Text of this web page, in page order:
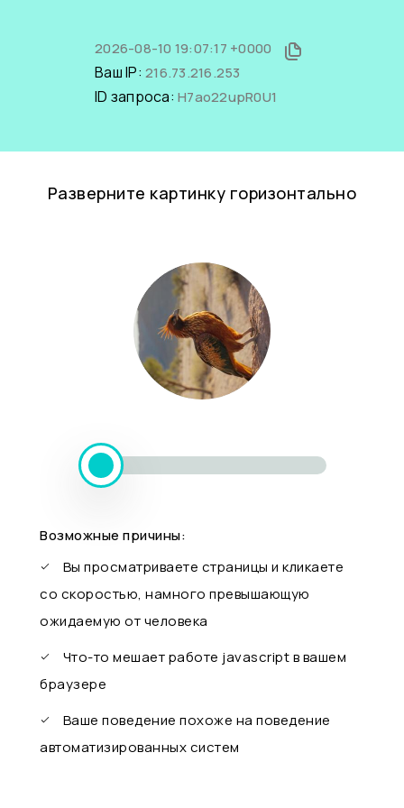
2026-08-10 19:07:17 +0000
Ваш IP: 216.73.216.253
ID запроса: H7ao22upR0U1
Разверните картинку горизонтально
Возможные причины:
Вы просматриваете страницы и кликаете
со скоростью, намного превышающую
ожидаемую от человека
Что-то мешает работе javascript в вашем
браузере
Ваше поведение похоже на поведение
автоматизированных систем